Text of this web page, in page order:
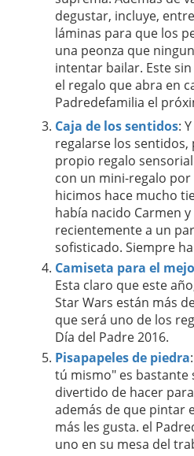
degustar, incluye,
láminas para que los
una peonza que
intentar bailar. Este
el regalo que abra en
Padredefamilia el
Caja de los sentidos:
regalarse los sentidos,
propio regalo
con un mini-regalo por
hicimos hace mucho
había nacido Carmen
recientemente a un
sofisticado. Siempre
Camiseta para el
Esta claro que este
Star Wars están más
que será uno de los
Día del Padre 2016.
Pisapapeles de piedra
tú mismo" es bastante
divertido de hacer
además de que pintar
más les gusta. el
uno en su mesa del